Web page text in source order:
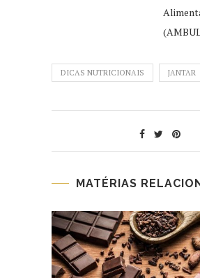
DICAS NUTRICIONAIS JANTAR
MATÉRIAS